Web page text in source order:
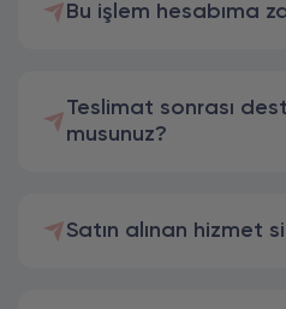
Bu işlem hesabıma
Teslimat sonrası
musunuz?
Satın alınan hizmet